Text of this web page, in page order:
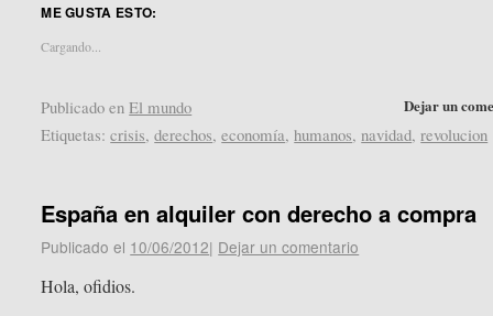
Twitter
abre
en
Pocket
ME GUSTA ESTO:
Cargando...
Dejar un
Publicado en El mundo
Etiquetas: crisis,derechos,economía,humanos,navidad,revolucion
España en alquiler con derecho a compra
Publicado el 10/06/2012| Dejar un comentario
Hola, ofidios.